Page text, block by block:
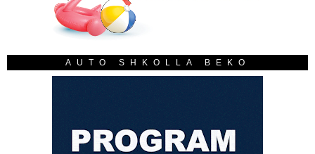
AUTO SHKOLLA BEKO